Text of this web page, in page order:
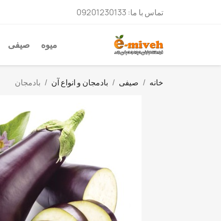
تماس با ما: 09201230133
میوه صیفی
خانه صیفی بادمجان و انواع آن بادمجان